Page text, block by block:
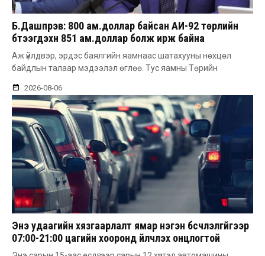
Б.Дашпүрэв: 800 ам.доллар байсан АИ-92 төрлийн
бүтээгдэхүүн 851 ам.доллар болж ирж байна
Аж үйлдвэр, эрдэс баялгийн яамнаас шатахууны нөхцөл
байдлын талаар мэдээлэл өглөө. Тус яамны Төрийн
2026-08-06
Энэ удаагийн хязгаарлалт ямар нэгэн бүсчлэлгүйгээр
07:00-21:00 цагийн хооронд үйлчлэх онцлогтой